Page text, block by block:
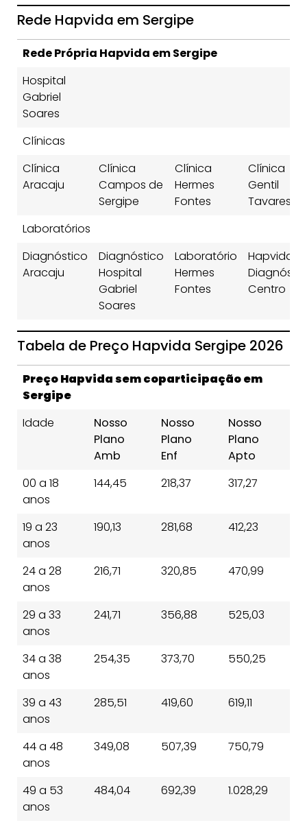
Rede Hapvida em Sergipe
Rede Própria Hapvida em Sergipe
Hospital
Gabriel
Soares
Clínicas
Clínica
Aracaju
Clínica
Campos de
Sergipe
Clínica
Hermes
Fontes
Clínica
Gentil
Tavares
Laboratórios
Diagnóstico
Aracaju
Diagnóstico
Hospital
Gabriel
Soares
Laboratório
Hermes
Fontes
Hapvida
Centro
Tabela de Preço Hapvida Sergipe 2026
Preço Hapvida sem coparticipação em
Sergipe
Idade
Nosso
Plano
Amb
Nosso
Plano
Enf
Nosso
Plano
Apto
00 a 18
anos
144,45 218,37 317,27
19 a 23
anos
190,13 281,68 412,23
24 a 28
anos
216,71 320,85 470,99
29 a 33
anos
241,71 356,88 525,03
34 a 38
anos
254,35 373,70 550,25
39 a 43
anos
285,51 419,60 619,11
44 a 48
anos
349,08 507,39 750,79
49 a 53
anos
484,04 692,39 1.028,29